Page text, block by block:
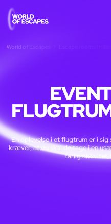
World of Escapes
En oplevelse i et flugtrum er i
kræver, at du skal deltage i en
farlig aktivitet,